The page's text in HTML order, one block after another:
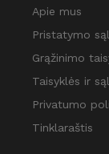
Apie mus
Pristatymo
Grąžinimo
Taisyklės ir
Privatumo
Tinklaraštis